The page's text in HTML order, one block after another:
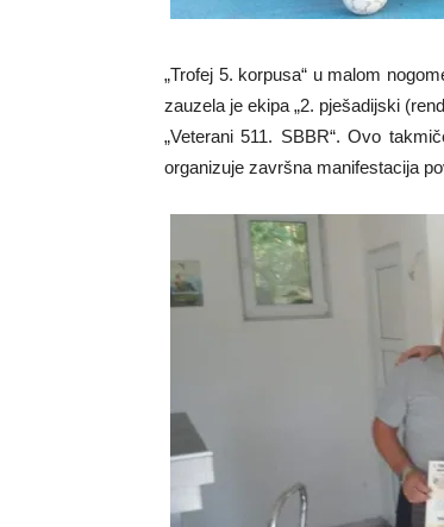
„Trofej 5. korpusa“ u malom
zauzela je ekipa „2. pješadijski
„Veterani 511. SBBR“. Ovo
organizuje završna manifestacija